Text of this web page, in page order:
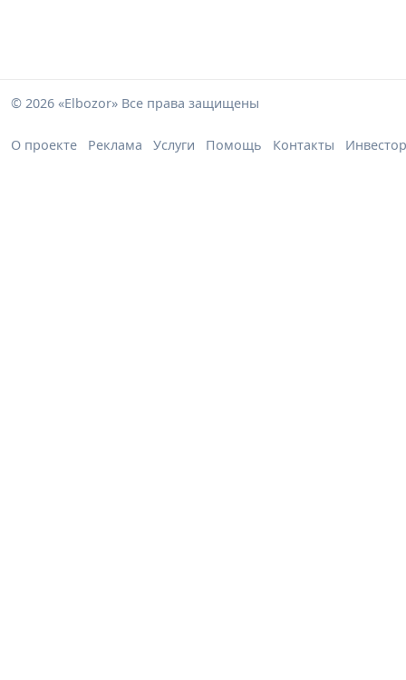
© 2026 «Elbozor» Все права защищены
О проекте Реклама Услуги Помощь Контакты